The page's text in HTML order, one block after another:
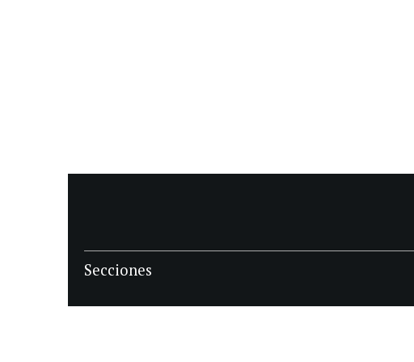
Secciones